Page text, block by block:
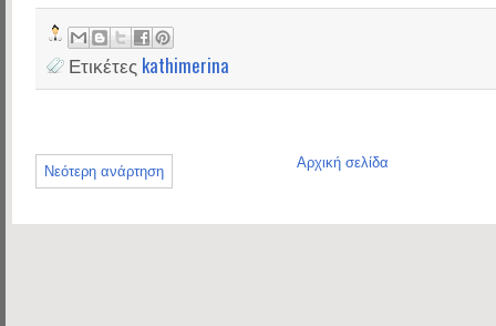
Ετικέτες kathimerina
Νεότερη ανάρτηση
Αρχική σελίδα